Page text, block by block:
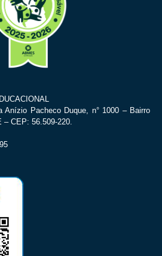
Anízio Pacheco Duque, n° 1000 – Bairro
CEP: 56.509-220.